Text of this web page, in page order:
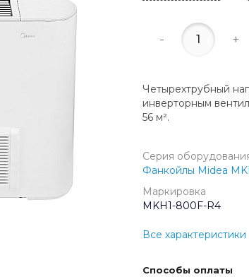
- +
Четырехтрубный
инверторным
56 м².
Серия
Фанкойлы Midea
Маркировка
MKH1-800F-R4
Все характеристики
Способы оплаты